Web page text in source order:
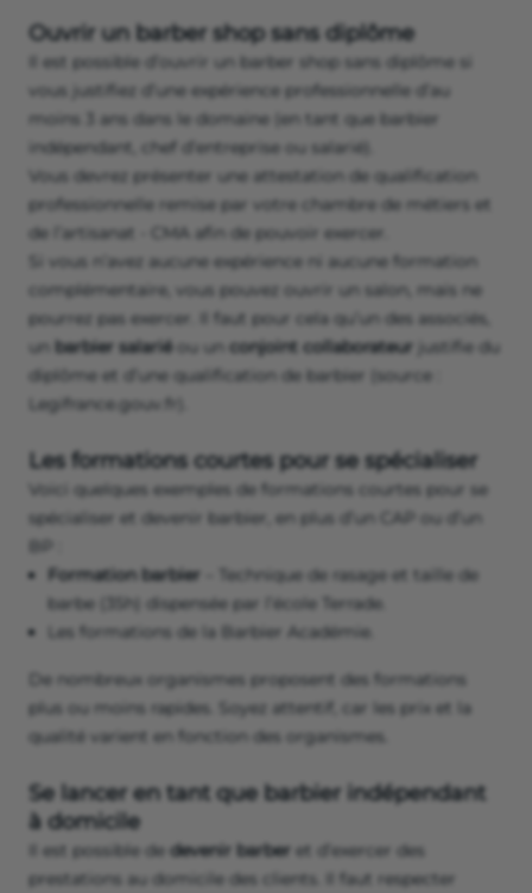
Ouvrir un barber shop sans diplôme
Il est possible d’ouvrir un barber shop sans diplôme si
vous justifiez d’une expérience professionnelle d’au
moins 3 ans dans le domaine (en tant que barbier
indépendant, chef d’entreprise ou salarié).
Vous devrez présenter une attestation de qualification
professionnelle remise par votre chambre de métiers et
de l’artisanat - CMA afin de pouvoir exercer.
Si vous n’avez aucune expérience ni aucune formation
complémentaire, vous pouvez ouvrir un salon, mais ne
pourrez pas exercer. Il faut pour cela qu’un des associés,
un barbier salariéou un conjoint collaborateur justifie du
diplôme et d’une qualification de barbier (source :
Legifrance.gouv.fr).
Les formations courtes pour se spécialiser
Voici quelques exemples de formations courtes pour se
spécialiser et devenir barbier, en plus d’un CAP ou d’un
BP :
Formation barbier – Technique de rasage et taille de
barbe (35h) dispensée par l’école Terrade.
Les formations de la Barbier Académie.
De nombreux organismes proposent des formations
plus ou moins rapides. Soyez attentif, car les prix et la
qualité varient en fonction des organismes.
Se lancer en tant que barbier indépendant
à domicile
Il est possible de devenir barber et d’exercer des
prestations au domicile des clients. Il faut respecter